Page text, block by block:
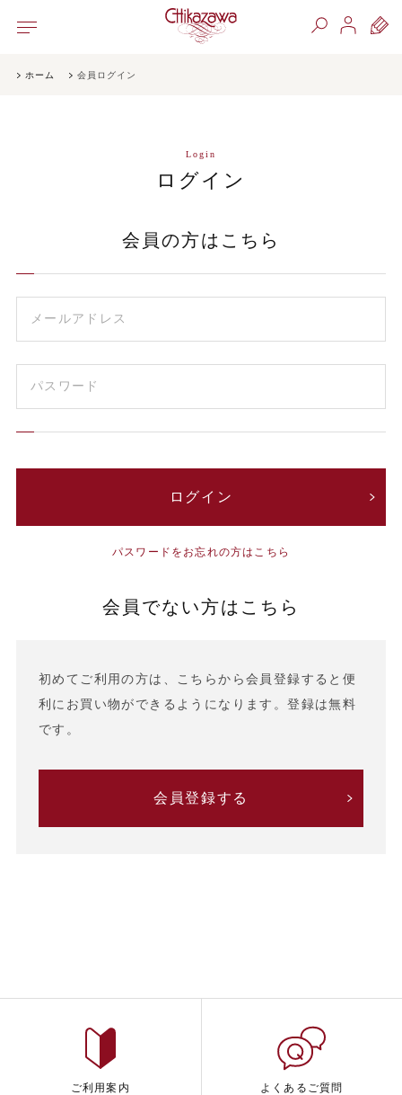
ホーム 会員ログイン
Login
ログイン
会員の方はこちら
パスワードをお忘れの方はこちら
会員でない方はこちら
初めてご利用の方は、こちらから会員登録すると便
利にお買い物ができるようになります。登録は無料
です。
会員登録する
ご利用案内 よくあるご質問